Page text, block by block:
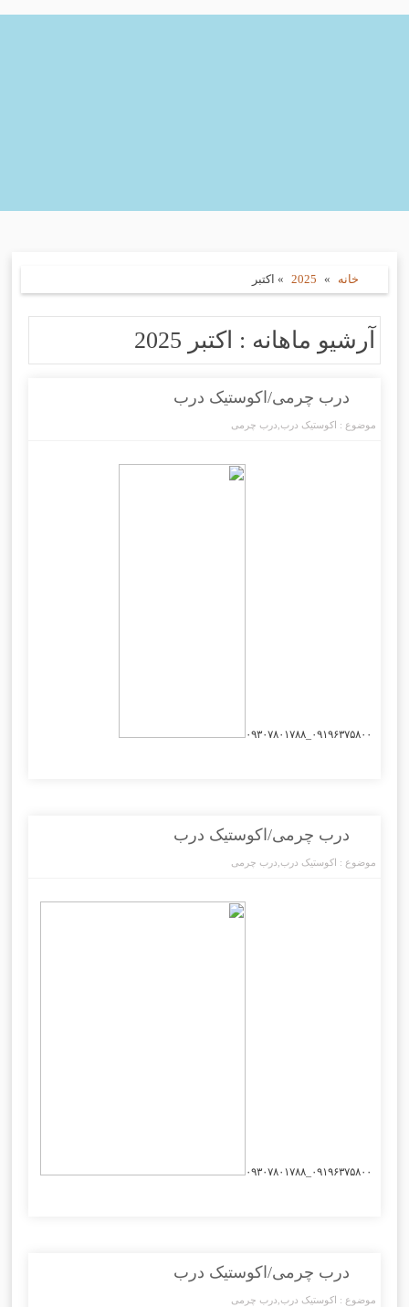
خانه »
2025
» اکتبر
آرشیو ماهانه : اکتبر 2025
درب چرمی/اکوستیک درب
موضوع : اکوستیک درب درب چرمی
۰۹۱۹۶۳۷۵۸۰۰_۰۹۳۰۷۸۰۱۷۸۸
درب چرمی/اکوستیک درب
موضوع : اکوستیک درب درب چرمی
درب چرمی/اکوستیک درب
موضوع : اکوستیک درب درب چرمی
۰۹۱۹۶۳۷۵۸۰۰_۰۹۳۰۷۸۰۱۷۸۸